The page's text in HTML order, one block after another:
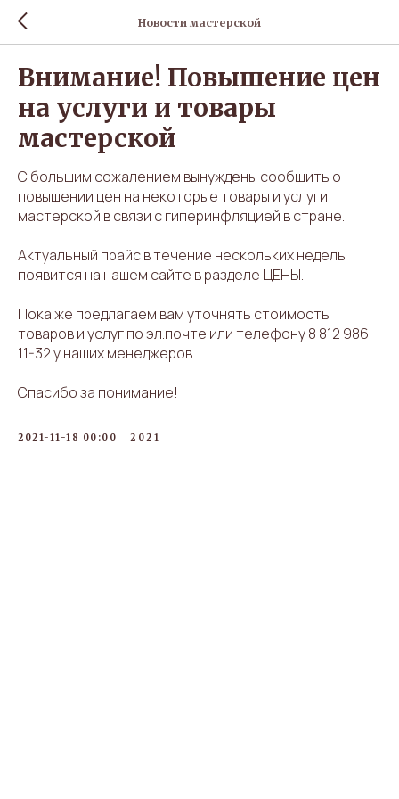
Новости мастерской
Внимание! Повышение цен
на услуги и товары
мастерской
С большим сожалением вынуждены сообщить о
повышении цен на некоторые товары и услуги
мастерской в связи с гиперинфляцией в стране.
Актуальный прайс в течение нескольких недель
появится на нашем сайте в разделе ЦЕНЫ.
Пока же предлагаем вам уточнять стоимость
товаров и услуг по эл.почте или телефону 8 812 986-
11-32 у наших менеджеров.
Спасибо за понимание!
2021-11-18 00:00 2021